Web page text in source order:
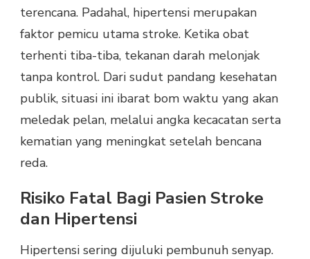
terencana. Padahal, hipertensi merupakan
faktor pemicu utama stroke. Ketika obat
terhenti tiba-tiba, tekanan darah melonjak
tanpa kontrol. Dari sudut pandang kesehatan
publik, situasi ini ibarat bom waktu yang akan
meledak pelan, melalui angka kecacatan serta
kematian yang meningkat setelah bencana
reda.
Risiko Fatal Bagi Pasien Stroke
dan Hipertensi
Hipertensi sering dijuluki pembunuh senyap.